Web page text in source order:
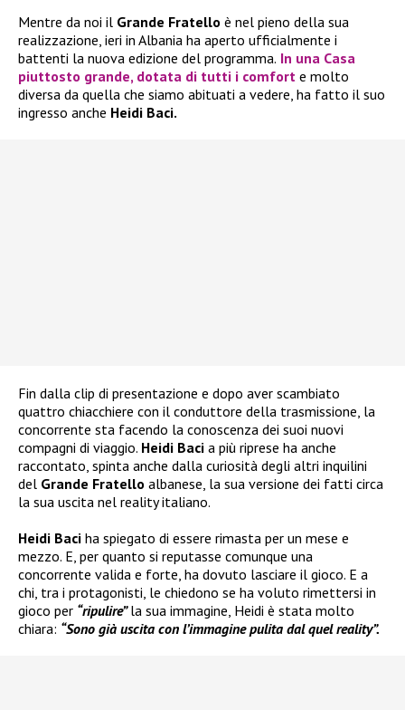
Mentre da noi il Grande Fratello è nel pieno della sua
realizzazione, ieri in Albania ha aperto ufficialmente i
battenti la nuova edizione del programma. In una Casa
piuttosto grande, dotata di tutti i comfort e molto
diversa da quella che siamo abituati a vedere, ha fatto il suo
ingresso anche Heidi Baci.
Fin dalla clip di presentazione e dopo aver scambiato
quattro chiacchiere con il conduttore della trasmissione, la
concorrente sta facendo la conoscenza dei suoi nuovi
compagni di viaggio. Heidi Baci a più riprese ha anche
raccontato, spinta anche dalla curiosità degli altri inquilini
del Grande Fratello albanese, la sua versione dei fatti circa
la sua uscita nel reality italiano.
Heidi Baci ha spiegato di essere rimasta per un mese e
mezzo. E, per quanto si reputasse comunque una
concorrente valida e forte, ha dovuto lasciare il gioco. E a
chi, tra i protagonisti, le chiedono se ha voluto rimettersi in
gioco per “ripulire”la sua immagine, Heidi è stata molto
chiara: “Sono già uscita con l’immagine pulita dal quel reality”.